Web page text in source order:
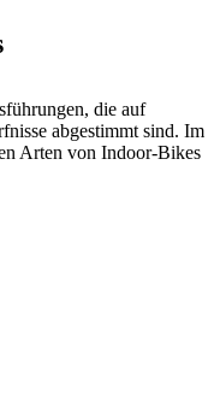
die auf
abgestimmt sind. Im
Arten von Indoor-Bikes